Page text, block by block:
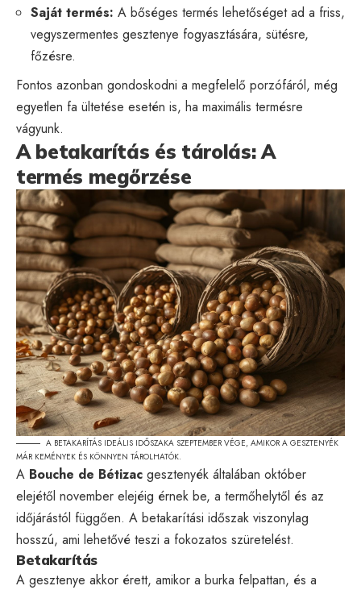
Saját termés: A bőséges termés lehetőséget ad a friss,
vegyszermentes gesztenye fogyasztására, sütésre,
főzésre.
Fontos azonban gondoskodni a megfelelő porzófáról, még
egyetlen fa ültetése esetén is, ha maximális termésre
vágyunk.
A betakarítás és tárolás: A
termés megőrzése
A BETAKARÍTÁS IDEÁLIS IDŐSZAKA SZEPTEMBER VÉGE, AMIKOR A GESZTENYÉK
MÁR KEMÉNYEK ÉS KÖNNYEN TÁROLHATÓK.
A Bouche de Bétizac gesztenyék általában október
elejétől november elejéig érnek be, a termőhelytől és az
időjárástól függően. A betakarítási időszak viszonylag
hosszú, ami lehetővé teszi a fokozatos szüretelést.
Betakarítás
A gesztenye akkor érett, amikor a burka felpattan, és a